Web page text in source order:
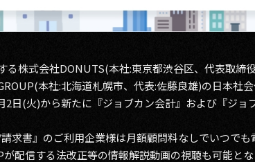
株式会社DONUTS(本社:東京都渋谷区、代表取締
本社:北海道札幌市、代表:佐藤良雄)の日本社
日(火)から新たに『ジョブカン会計』および『ジョ
求書』のご利用企業様は月額顧問料なしでいつでも
配信する法改正等の情報解説動画の視聴も可能とな